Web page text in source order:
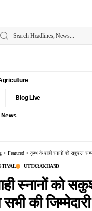
Blog Live
News
> Featured > कुम्भ के शाही स्नानों को सकुशल सम्पन्न
UTTARAKHAND
स्नानों को
की